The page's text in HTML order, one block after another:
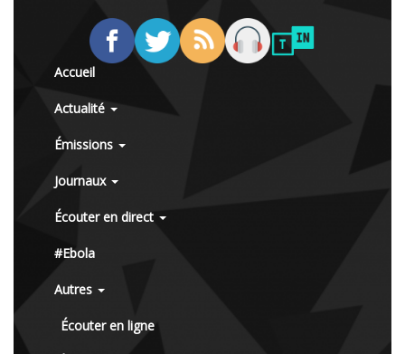
Accueil
Actualité
Émissions
Journaux
Écouter en direct
#Ebola
Autres
Écouter en ligne